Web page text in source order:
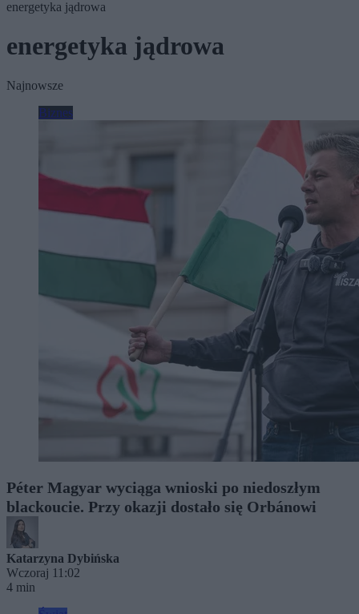
energetyka jądrowa
energetyka jądrowa
Najnowsze
Biznes
Péter Magyar wyciąga wnioski po niedoszłym
blackoucie. Przy okazji dostało się Orbánowi
Katarzyna Dybińska
Wczoraj 11:02
4 min